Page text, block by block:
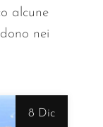
alcune
nei
8 Dic